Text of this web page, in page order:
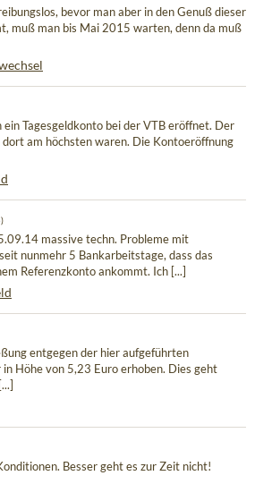
bevor man aber in den Genuß dieser
muß man bis Mai 2015 warten, denn da muß
ein Tagesgeldkonto bei der VTB eröffnet. Der
dort am höchsten waren. Die Kontoeröffnung
massive techn. Probleme mit
nunmehr 5 Bankarbeitstage, dass das
Referenzkonto ankommt. Ich [...]
entgegen der hier aufgeführten
in Höhe von 5,23 Euro erhoben. Dies geht
Besser geht es zur Zeit nicht!